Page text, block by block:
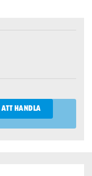
ATT HANDLA